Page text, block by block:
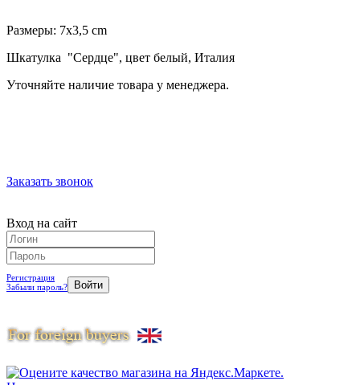
Размеры: 7x3,5 cm
Шкатулка "Сердце", цвет белый, Италия
Уточняйте наличие товара у менеджера.
Заказать звонок
Вход на сайт
Регистрация
Забыли пароль?